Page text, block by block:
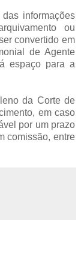
informações
ou
convertido em
de Agente
espaço para a
da Corte de
em caso
por um prazo
comissão, entre